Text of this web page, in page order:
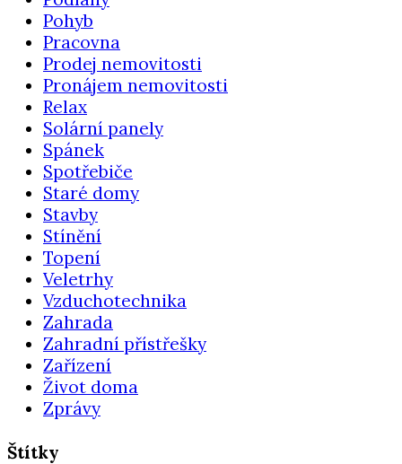
Pohyb
Pracovna
Prodej nemovitosti
Pronájem nemovitosti
Relax
Solární panely
Spánek
Spotřebiče
Staré domy
Stavby
Stínění
Topení
Veletrhy
Vzduchotechnika
Zahrada
Zahradní přístřešky
Zařízení
Život doma
Zprávy
Štítky